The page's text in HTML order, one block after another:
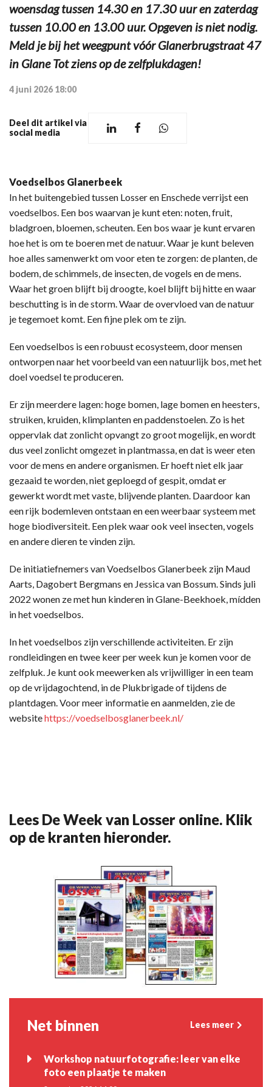
woensdag tussen 14.30 en 17.30 uur en zaterdag
tussen 10.00 en 13.00 uur. Opgeven is niet nodig.
Meld je bij het weegpunt vóór Glanerbrugstraat 47
in Glane Tot ziens op de zelfplukdagen!
4 juni 2026 18:00
Deel dit artikel via
social media
Voedselbos Glanerbeek
In het buitengebied tussen Losser en Enschede verrijst een
voedselbos. Een bos waarvan je kunt eten: noten, fruit,
bladgroen, bloemen, scheuten. Een bos waar je kunt ervaren
hoe het is om te boeren met de natuur. Waar je kunt beleven
hoe alles samenwerkt om voor eten te zorgen: de planten, de
bodem, de schimmels, de insecten, de vogels en de mens.
Waar het groen blijft bij droogte, koel blijft bij hitte en waar
beschutting is in de storm. Waar de overvloed van de natuur
je tegemoet komt. Een fijne plek om te zijn.
Een voedselbos is een robuust ecosysteem, door mensen
ontworpen naar het voorbeeld van een natuurlijk bos, met het
doel voedsel te produceren.
Er zijn meerdere lagen: hoge bomen, lage bomen en heesters,
struiken, kruiden, klimplanten en paddenstoelen. Zo is het
oppervlak dat zonlicht opvangt zo groot mogelijk, en wordt
dus veel zonlicht omgezet in plantmassa, en dat is weer eten
voor de mens en andere organismen. Er hoeft niet elk jaar
gezaaid te worden, niet geploegd of gespit, omdat er
gewerkt wordt met vaste, blijvende planten. Daardoor kan
een rijk bodemleven ontstaan en een weerbaar systeem met
hoge biodiversiteit. Een plek waar ook veel insecten, vogels
en andere dieren te vinden zijn.
De initiatiefnemers van Voedselbos Glanerbeek zijn Maud
Aarts, Dagobert Bergmans en Jessica van Bossum. Sinds juli
2022 wonen ze met hun kinderen in Glane-Beekhoek, mídden
in het voedselbos.
In het voedselbos zijn verschillende activiteiten. Er zijn
rondleidingen en twee keer per week kun je komen voor de
zelfpluk. Je kunt ook meewerken als vrijwilliger in een team
op de vrijdagochtend, in de Plukbrigade of tijdens de
plantdagen. Voor meer informatie en aanmelden, zie de
websitehttps://voedselbosglanerbeek.nl/
Lees De Week van Losser online. Klik
op de kranten hieronder.
Net binnen Lees meer
Workshop natuurfotografie: leer van elke
foto een plaatje te maken